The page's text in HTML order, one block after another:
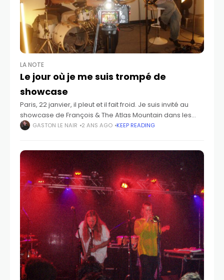
LA NOTE
Le jour où je me suis trompé de
showcase
Paris, 22 janvier, il pleut et il fait froid. Je suis invité au
showcase de François & The Atlas Mountain dans les
locaux du label IDOL pour la release de
GASTON LE NAIR 2 ANS AGO KEEP READING